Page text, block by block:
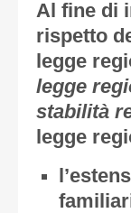
Al fine di
rispetto
legge
legge
stabilità
legge